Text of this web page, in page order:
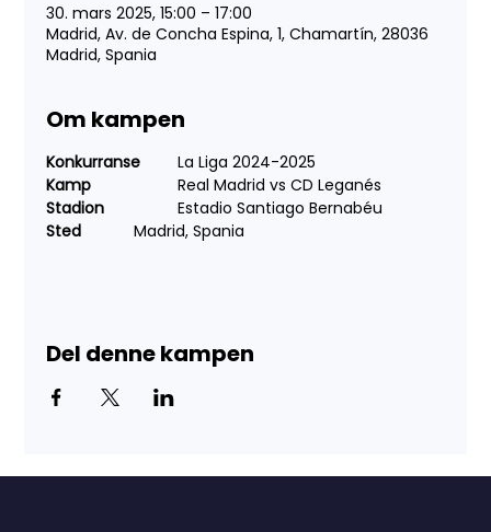
30. mars 2025, 15:00 – 17:00
Madrid, Av. de Concha Espina, 1, Chamartín, 28036
Madrid, Spania
Om kampen
Konkurranse
La Liga 2024-2025
Kamp
Real Madrid vs CD Leganés
Stadion
Estadio Santiago Bernabéu
Sted
Madrid, Spania
Del denne kampen